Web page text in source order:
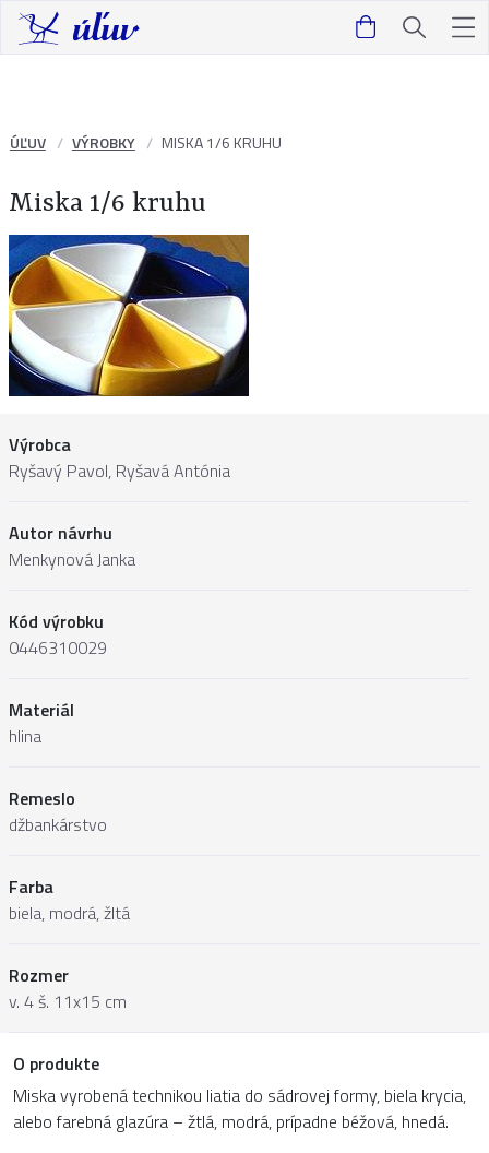
ÚĽUV VÝROBKY MISKA 1/6 KRUHU
Miska 1/6 kruhu
Výrobca
Ryšavý Pavol, Ryšavá Antónia
Autor návrhu
Menkynová Janka
Kód výrobku
0446310029
Materiál
hlina
Remeslo
džbankárstvo
Farba
biela, modrá, žltá
Rozmer
v. 4 š. 11x15 cm
O produkte
Miska vyrobená technikou liatia do sádrovej formy, biela krycia,
alebo farebná glazúra – žtlá, modrá, prípadne béžová, hnedá.